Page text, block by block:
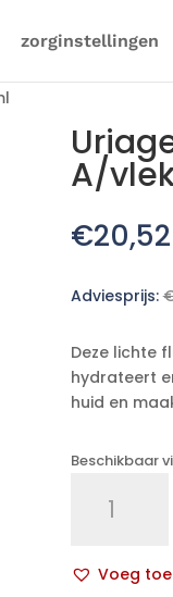
zorginstellingen
A/
€20,52
Adviesprijs:
Deze lichte
hydrateert
huid en
Beschikbaar
Depiderm
A/vlekken
Voeg